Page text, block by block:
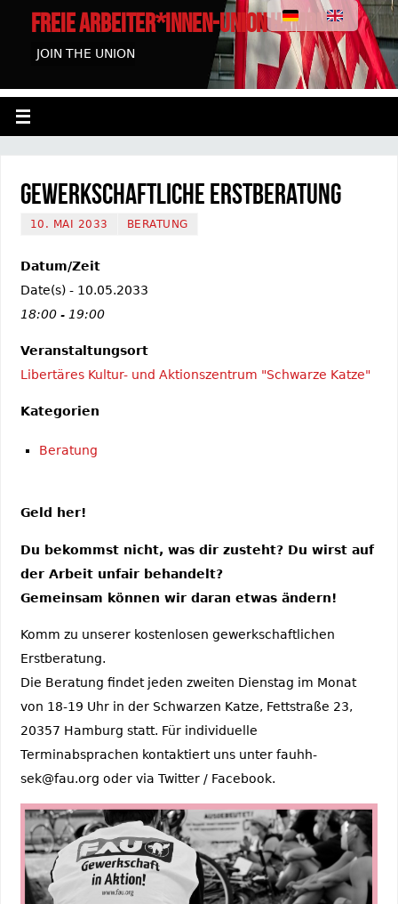
FREIE ARBEITER*INNEN-UNION HAMBURG
JOIN THE UNION
Gewerkschaftliche Erstberatung
10. MAI 2033 BERATUNG
Datum/Zeit
Date(s) - 10.05.2033
18:00 - 19:00
Veranstaltungsort
Libertäres Kultur- und Aktionszentrum "Schwarze Katze"
Kategorien
Beratung
Geld her!
Du bekommst nicht, was dir zusteht? Du wirst auf
der Arbeit unfair behandelt?
Gemeinsam können wir daran etwas ändern!
Komm zu unserer kostenlosen gewerkschaftlichen
Erstberatung.
Die Beratung findet jeden zweiten Dienstag im Monat
von 18-19 Uhr in der Schwarzen Katze, Fettstraße 23,
20357 Hamburg statt. Für individuelle
Terminabsprachen kontaktiert uns unter fauhh-
sek@fau.org oder via Twitter / Facebook.